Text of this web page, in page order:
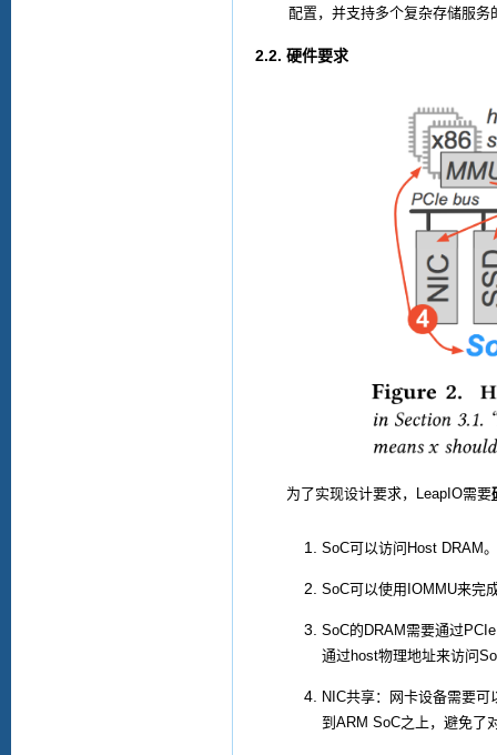
配置，并支持多个复杂存储服务
2.2. 硬件要求
为了实现设计要求， LeapIO需要
SoC可以访问 Host DRAM
SoC可以使用 IOMMU来完
SoC的 DRAM需要通过
通过host物理地址来访问
NIC共享：网卡设备需要可
到 ARM SoC之上，避免了